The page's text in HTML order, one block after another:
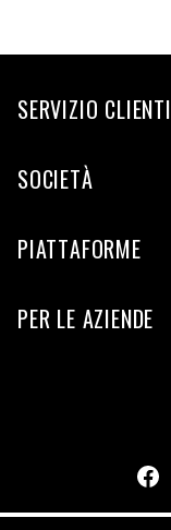
SERVIZIO CLIENTI
SOCIETÀ
PIATTAFORME
PER LE AZIENDE